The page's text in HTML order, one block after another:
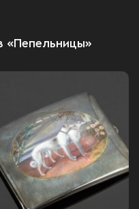
«Пепельницы»